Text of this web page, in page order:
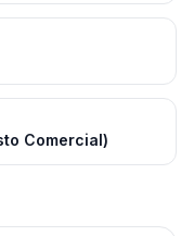
Comercial)